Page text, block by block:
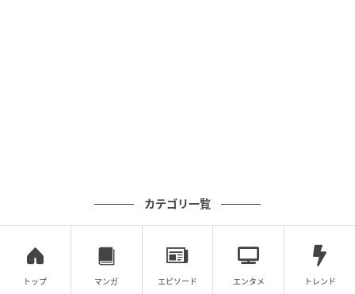
カテゴリ一覧
トップ マンガ エピソード エンタメ トレンド